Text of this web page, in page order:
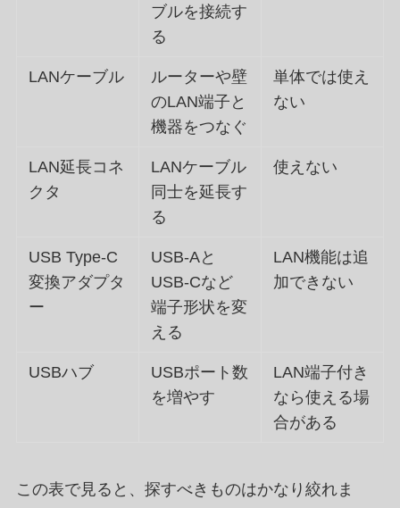
ブルを接続す
る
LANケーブル
ルーターや壁
のLAN端子と
機器をつなぐ
単体では使え
ない
LAN延長コネ
クタ
LANケーブル
同士を延長す
る
使えない
USB Type-C
変換アダプタ
ー
USB-Aと
USB-Cなど
端子形状を変
える
LAN機能は追
加できない
USBハブ
USBポート数
を増やす
LAN端子付き
なら使える場
合がある
この表で見ると、探すべきものはかなり絞れま